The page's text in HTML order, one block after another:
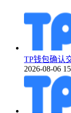
TP钱包确认
2026-08-06